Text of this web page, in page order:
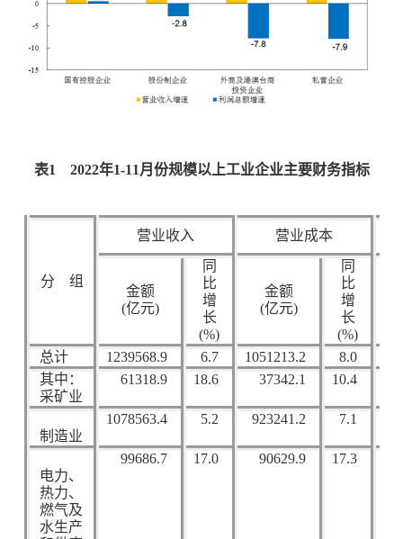
表1 2022年1-11 月份规模以上工业企业主要财务指标
分 组
营业收入 营业成本
金额
(亿元)
同
比
增
长
(%)
金额
(亿元)
同
比
增
长
(%)
总计 1239568.9 6.7 1051213.2 8.0
其中：
采矿业
61318.9 18.6 37342.1 10.4
制造业
1078563.4 5.2 923241.2 7.1
电力、
热力、
燃气及
水生产
99686.7 17.0 90629.9 17.3